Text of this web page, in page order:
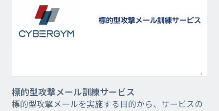
標的型攻撃メール訓練サービス
標的型攻撃メールを実施する目的から、サービスの